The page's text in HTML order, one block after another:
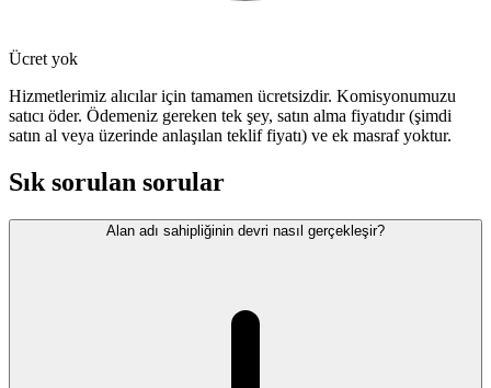
Ücret yok
Hizmetlerimiz alıcılar için tamamen ücretsizdir. Komisyonumuzu
satıcı öder. Ödemeniz gereken tek şey, satın alma fiyatıdır (şimdi
satın al veya üzerinde anlaşılan teklif fiyatı) ve ek masraf yoktur.
Sık sorulan sorular
Alan adı sahipliğinin devri nasıl gerçekleşir?